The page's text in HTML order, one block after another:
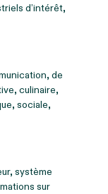
d’intérêt,
de
culinaire,
sociale,
système
sur